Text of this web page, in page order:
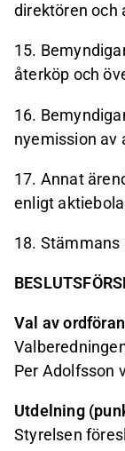
direktören och
15.
återköp och
16.
nyemission av
17. Annat
enligt
18. Stämmans
Val av
Per Adolfsson
Utdelning
Styrelsen